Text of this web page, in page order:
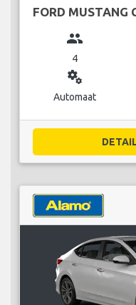
FORD MUSTANG
group
4
miscellaneous_services
Automaat